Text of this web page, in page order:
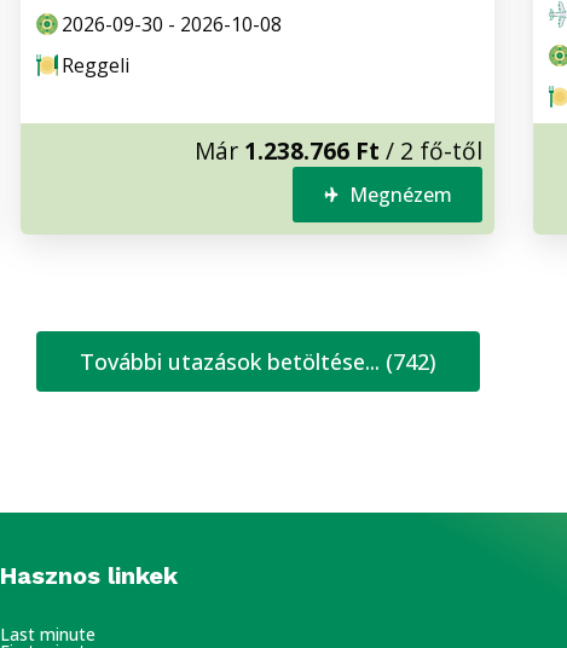
2026-09-30 - 2026-10-08
Reggeli
Már 1.238.766 Ft / 2 fő-től
Megnézem
További utazások betöltése... (742)
Hasznos linkek
Last minute